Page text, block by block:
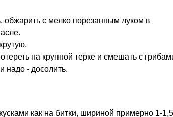
обжарить с мелко порезанным луком в
на крупной терке и смешать с
надо - досолить.
как на битки, шириной примерно 1-